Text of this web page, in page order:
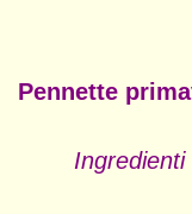
Pennette
Ingredienti